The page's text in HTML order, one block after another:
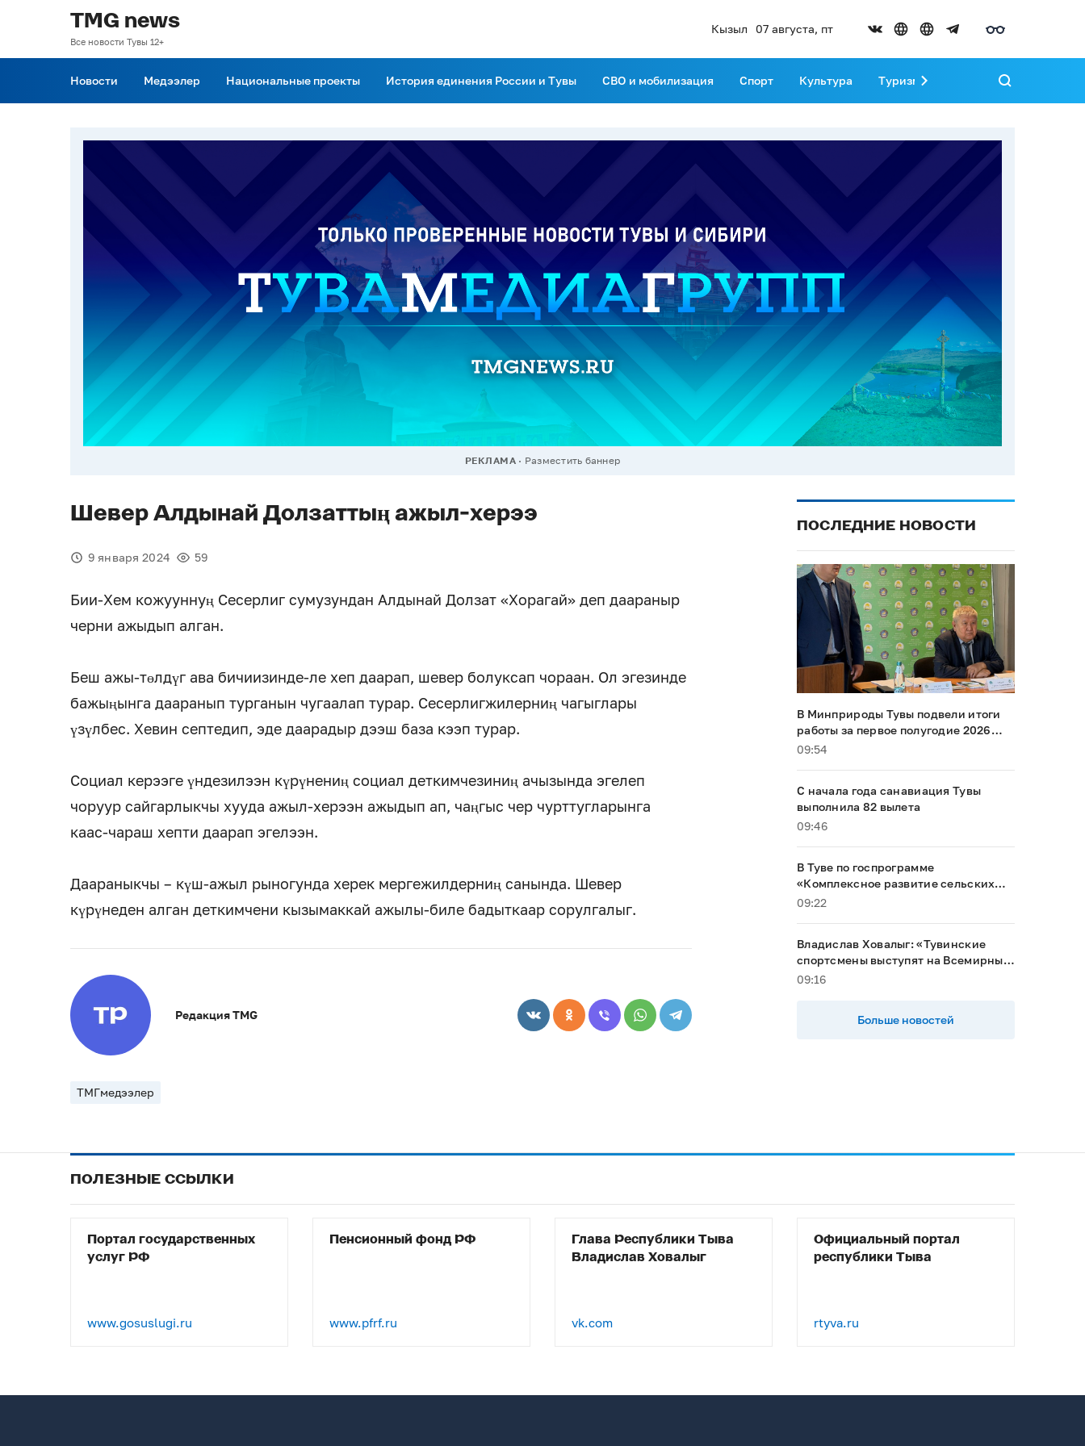
TMG news
Все новости Тувы 12+
Кызыл 07 августа, пт
Новости Медээлер Национальные проекты История единения России и Тувы СВО и мобилизация Спорт Культура Туризм Развитие Тувы
РЕКЛАМА Разместить баннер
Шевер Алдынай Долзаттың ажыл-херээ
9 января 2024 59
Бии-Хем кожууннуң Сесерлиг сумузундан Алдынай Долзат «Хорагай» деп даараныр
черни ажыдып алган.
Беш ажы-төлдүг ава бичиизинде-ле хеп даарап, шевер болуксап чораан. Ол эгезинде
бажыңынга дааранып турганын чугаалап турар. Сесерлигжилерниң чагыглары
үзүлбес. Хевин септедип, эде даарадыр дээш база кээп турар.
Социал керээге үндезилээн күрүнениң социал деткимчезиниң ачызында эгелеп
чоруур сайгарлыкчы хууда ажыл-херээн ажыдып ап, чаңгыс чер чурттугларынга
каас-чараш хепти даарап эгелээн.
Даараныкчы – күш-ажыл рыногунда херек мергежилдерниң санында. Шевер
күрүнеден алган деткимчени кызымаккай ажылы-биле бадыткаар сорулгалыг.
Редакция TMG
ТМГмедээлер
ПОСЛЕДНИЕ НОВОСТИ
В Минприроды Тувы подвели итоги
работы за первое полугодие 2026
года
09:54
С начала года санавиация Тувы
выполнила 82 вылета
09:46
В Туве по госпрограмме
«Комплексное развитие сельских
территорий» строят два объекта
09:22
Владислав Ховалыг: «Тувинские
спортсмены выступят на Всемирных
играх кочевников в Кыргызстане»
09:16
Больше новостей
ПОЛЕЗНЫЕ ССЫЛКИ
Портал государственных
услуг РФ
www.gosuslugi.ru
Пенсионный фонд РФ
www.pfrf.ru
Глава Республики Тыва
Владислав Ховалыг
vk.com
Официальный портал
республики Тыва
rtyva.ru